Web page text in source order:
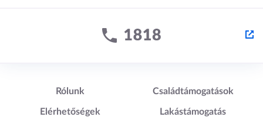
Lábléc1
Rólunk
Elérhetőségek
Lábléc2
Családtámogatások
Lakástámogatás